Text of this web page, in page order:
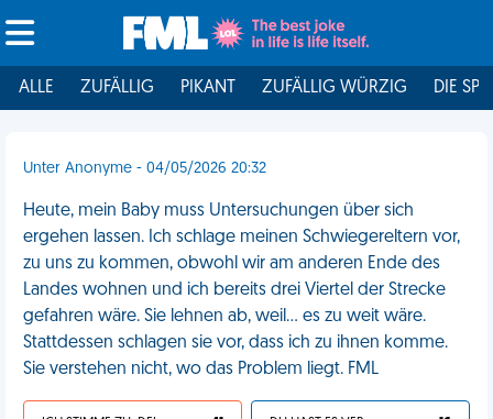
ALLE ZUFÄLLIG PIKANT ZUFÄLLIG WÜRZIG DIE
Unter Anonyme - 04/05/2026 20:32
Heute, mein Baby muss Untersuchungen über sich
ergehen lassen. Ich schlage meinen Schwiegereltern vor,
zu uns zu kommen, obwohl wir am anderen Ende des
Landes wohnen und ich bereits drei Viertel der Strecke
gefahren wäre. Sie lehnen ab, weil... es zu weit wäre.
Stattdessen schlagen sie vor, dass ich zu ihnen komme.
Sie verstehen nicht, wo das Problem liegt. FML